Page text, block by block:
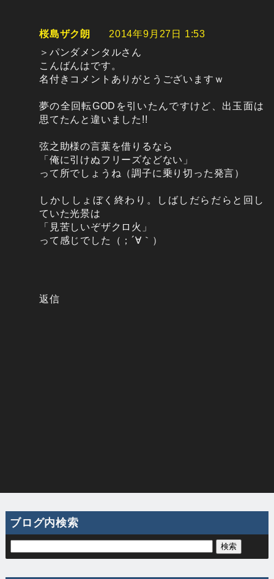
桜島ザク朗
2014年9月27日 1:53
＞パンダメンタルさん
こんばんはです。
名付きコメントありがとうございますｗ
夢の全回転GODを引いたんですけど、出玉面は
思てたんと違いました!!
弦之助様の言葉を借りるなら
「俺に引けぬフリーズなどない」
って所でしょうね（調子に乗り切った発言）
しかししょぼく終わり。しばしだらだらと回し
ていた光景は
「見苦しいぞザクロ火」
って感じでした（；´∀｀）
返信
ブログ内検索